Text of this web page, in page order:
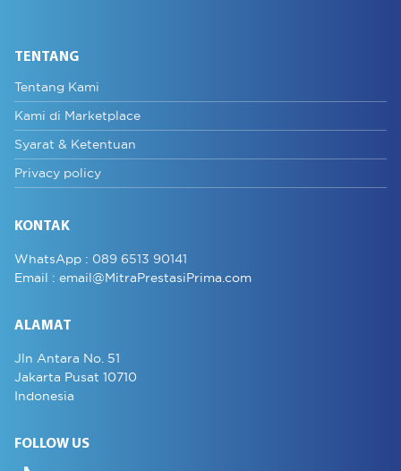
TENTANG
Tentang Kami
Kami di Marketplace
Syarat & Ketentuan
Privacy policy
KONTAK
WhatsApp : 089 6513 90141
Email : email@MitraPrestasiPrima.com
ALAMAT
Jln Antara No. 51
Jakarta Pusat 10710
Indonesia
FOLLOW US